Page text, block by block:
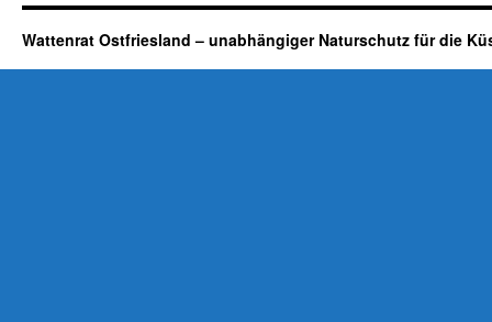
Wattenrat Ostfriesland – unabhängiger Naturschutz für die